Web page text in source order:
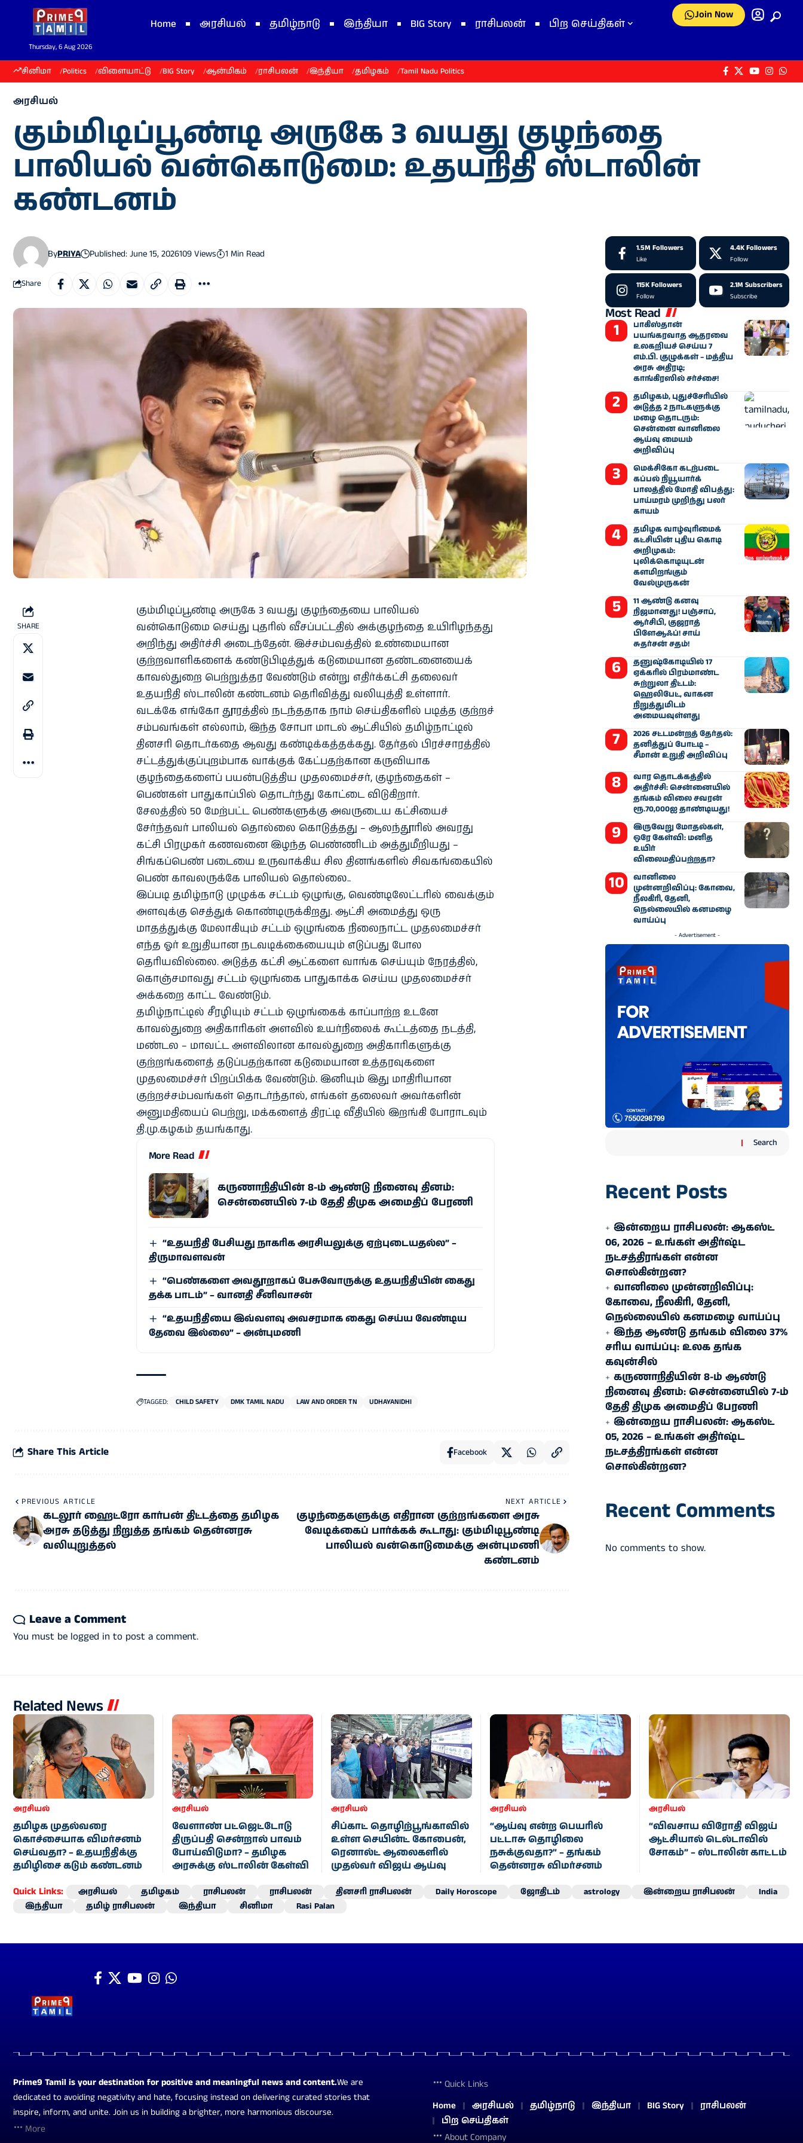
Thursday, 6 Aug 2026
Home அரசியல் தமிழ்நாடு இந்தியா BIG Story ராசிபலன் பிற செய்திகள்
Join Now
சினிமா Politics விளையாட்டு BIG Story ஆன்மிகம் ராசிபலன் இந்தியா தமிழகம் Tamil Nadu Politics
அரசியல்
கும்மிடிப்பூண்டி அருகே 3 வயது குழந்தை
பாலியல் வன்கொடுமை: உதயநிதி ஸ்டாலின்
கண்டனம்
ByPRIYA Published: June 15, 2026109 Views 1 Min Read
Share
SHARE
கும்மிடிப்பூண்டி அருகே 3 வயது குழந்தையை பாலியல்
வன்கொடுமை செய்து புதரில் வீசப்பட்டதில் அக்குழந்தை உயிரிழந்தது
அறிந்து அதிர்ச்சி அடைந்தேன். இச்சம்பவத்தில் உண்மையான
குற்றவாளிகளைக் கண்டுபிடித்துக் கடுமையான தண்டனையைக்
காவல்துறை பெற்றுத்தர வேண்டும் என்று எதிர்க்கட்சி தலைவர்
உதயநிதி ஸ்டாலின் கண்டனம் தெரிவித்து வலியுத்தி உள்ளார்.
வடக்கே எங்கோ தூரத்தில் நடந்ததாக நாம் செய்திகளில் படித்த குற்றச்
சம்பவங்கள் எல்லாம், இந்த சோபா மாடல் ஆட்சியில் தமிழ்நாட்டில்
தினசரி தொடர்கதை ஆவது கண்டிக்கத்தக்கது. தேர்தல் பிரச்சாரத்தில்
சட்டத்துக்குப்புறம்பாக வாக்குக் கேட்பதற்கான கருவியாக
குழந்தைகளைப் பயன்படுத்திய முதலமைச்சர், குழந்தைகள் –
பெண்கள் பாதுகாப்பில் தொடர்ந்து கோட்டை விடுகிறார்.
சேலத்தில் 50 மேற்பட்ட பெண்களுக்கு அவருடைய கட்சியைச்
சேர்ந்தவர் பாலியல் தொல்லை கொடுத்தது – ஆலந்தூரில் அவரது
கட்சி பிரமுகர் கணவனை இழந்த பெண்ணிடம் அத்துமீறியது –
சிங்கப்பெண் படையை உருவாக்கிய சில தினங்களில் சிவகங்கையில்
பெண் காவலருக்கே பாலியல் தொல்லை..
இப்படி தமிழ்நாடு முழுக்க சட்டம் ஒழுங்கு, வெண்டிலேட்டரில் வைக்கும்
அளவுக்கு செத்துக் கொண்டிருக்கிறது. ஆட்சி அமைத்து ஒரு
மாதத்துக்கு மேலாகியும் சட்டம் ஒழுங்கை நிலைநாட்ட முதலமைச்சர்
எந்த ஓர் உறுதியான நடவடிக்கையையும் எடுப்பது போல
தெரியவில்லை. அடுத்த கட்சி ஆட்களை வாங்க செய்யும் நேரத்தில்,
கொஞ்சமாவது சட்டம் ஒழுங்கை பாதுகாக்க செய்ய முதலமைச்சர்
அக்கறை காட்ட வேண்டும்.
தமிழ்நாட்டில் சீரழியும் சட்டம் ஒழுங்கைக் காப்பாற்ற உடனே
காவல்துறை அதிகாரிகள் அளவில் உயர்நிலைக் கூட்டத்தை நடத்தி,
மண்டல – மாவட்ட அளவிலான காவல்துறை அதிகாரிகளுக்கு
குற்றங்களைத் தடுப்பதற்கான கடுமையான உத்தரவுகளை
முதலமைச்சர் பிறப்பிக்க வேண்டும். இனியும் இது மாதிரியான
குற்றச்சம்பவங்கள் தொடர்ந்தால், எங்கள் தலைவர் அவர்களின்
அனுமதியைப் பெற்று, மக்களைத் திரட்டி வீதியில் இறங்கி போராடவும்
தி.மு.கழகம் தயங்காது.
More Read
கருணாநிதியின் 8-ம் ஆண்டு நினைவு தினம்:
சென்னையில் 7-ம் தேதி திமுக அமைதிப் பேரணி
“உதயநிதி பேசியது நாகரிக அரசியலுக்கு ஏற்புடையதல்ல” –
திருமாவளவன்
“பெண்களை அவதூறாகப் பேசுவோருக்கு உதயநிதியின் கைது
தக்க பாடம்” – வானதி சீனிவாசன்
“உதயநிதியை இவ்வளவு அவசரமாக கைது செய்ய வேண்டிய
தேவை இல்லை” – அன்புமணி
TAGGED: CHILD SAFETY DMK TAMIL NADU LAW AND ORDER TN UDHAYANIDHI
Share This Article Facebook
PREVIOUS ARTICLE
கடலூர் ஹைட்ரோ கார்பன் திட்டத்தை தமிழக
அரசு தடுத்து நிறுத்த தங்கம் தென்னரசு
வலியுறுத்தல்
NEXT ARTICLE
குழந்தைகளுக்கு எதிரான குற்றங்களை அரசு
வேடிக்கைப் பார்க்கக் கூடாது: கும்மிடிபூண்டி
பாலியல் வன்கொடுமைக்கு அன்புமணி
கண்டனம்
Leave a Comment
You must be logged in to post a comment.
1.5M Followers
Like
4.4K Followers
Follow
115K Followers
Follow
2.1M Subscribers
Subscribe
Most Read
பாகிஸ்தான்
பயங்கரவாத ஆதரவை
உலகறியச் செய்ய 7
எம்.பி. குழுக்கள் – மத்திய
அரசு அதிரடி;
காங்கிரஸில் சர்ச்சை!
தமிழகம், புதுச்சேரியில்
அடுத்த 2 நாட்களுக்கு
மழை தொடரும்:
சென்னை வானிலை
ஆய்வு மையம்
அறிவிப்பு
மெக்சிகோ கடற்படை
கப்பல் நியூயார்க்
பாலத்தில் மோதி விபத்து:
பாய்மரம் முறிந்து பலர்
காயம்
தமிழக வாழ்வுரிமைக்
கட்சியின் புதிய கொடி
அறிமுகம்:
புலிக்கொடியுடன்
களமிறங்கும்
வேல்முருகன்
11 ஆண்டு கனவு
நிஜமானது! பஞ்சாப்,
ஆர்சிபி, குஜராத்
பிளேஆஃப்! சாய்
சுதர்சன் சதம்!
தனுஷ்கோடியில் 17
ஏக்கரில் பிரம்மாண்ட
சுற்றுலா திட்டம்:
ஹெலிபேட், வாகன
நிறுத்துமிடம்
அமையவுள்ளது
2026 சட்டமன்றத் தேர்தல்:
தனித்துப் போட்டி –
சீமான் உறுதி அறிவிப்பு
வார தொடக்கத்தில்
அதிர்ச்சி: சென்னையில்
தங்கம் விலை சவரன்
ரூ.70,000ஐ தாண்டியது!
இருவேறு மோதல்கள்,
ஒரே கேள்வி: மனித
உயிர்
விலைமதிப்பற்றதா?
வானிலை
முன்னறிவிப்பு: கோவை,
நீலகிரி, தேனி,
நெல்லையில் கனமழை
வாய்ப்பு
- Advertisement -
Search
Recent Posts
இன்றைய ராசிபலன்: ஆகஸ்ட்
06, 2026 – உங்கள் அதிர்ஷ்ட
நட்சத்திரங்கள் என்ன
சொல்கின்றன?
வானிலை முன்னறிவிப்பு:
கோவை, நீலகிரி, தேனி,
நெல்லையில் கனமழை வாய்ப்பு
இந்த ஆண்டு தங்கம் விலை 37%
சரிய வாய்ப்பு: உலக தங்க
கவுன்சில்
கருணாநிதியின் 8-ம் ஆண்டு
நினைவு தினம்: சென்னையில் 7-ம்
தேதி திமுக அமைதிப் பேரணி
இன்றைய ராசிபலன்: ஆகஸ்ட்
05, 2026 – உங்கள் அதிர்ஷ்ட
நட்சத்திரங்கள் என்ன
சொல்கின்றன?
Recent Comments
No comments to show.
Related News
அரசியல்
தமிழக முதல்வரை
கொச்சையாக விமர்சனம்
செய்வதா? – உதயநிதிக்கு
தமிழிசை கடும் கண்டனம்
அரசியல்
வேளாண் பட்ஜெட்டோடு
திருப்பதி சென்றால் பாவம்
போய்விடுமா? – தமிழக
அரசுக்கு ஸ்டாலின் கேள்வி
அரசியல்
சிப்காட் தொழிற்பூங்காவில்
உள்ள செயின்ட் கோபைன்,
ரெனால்ட் ஆலைகளில்
முதல்வர் விஜய் ஆய்வு
அரசியல்
“ஆய்வு என்ற பெயரில்
பட்டாசு தொழிலை
நசுக்குவதா?” – தங்கம்
தென்னரசு விமர்சனம்
அரசியல்
“விவசாய விரோதி விஜய்
ஆட்சியால் டெல்டாவில்
சோகம்” – ஸ்டாலின் காட்டம்
Quick Links: அரசியல் தமிழகம் ராசிபலன் ராசிபலன் தினசரி ராசிபலன் Daily Horoscope ஜோதிடம் astrology இன்றைய ராசிபலன்
India
இந்தியா
தமிழ் ராசிபலன் இந்தியா சினிமா Rasi Palan
Prime9 Tamil is your destination for positive and meaningful news and content.We are
dedicated to avoiding negativity and hate, focusing instead on delivering curated stories that
inspire, inform, and unite. Join us in building a brighter, more harmonious discourse.
More
Quick Links
Home அரசியல் தமிழ்நாடு இந்தியா BIG Story
ராசிபலன்
பிற செய்திகள்
About Company